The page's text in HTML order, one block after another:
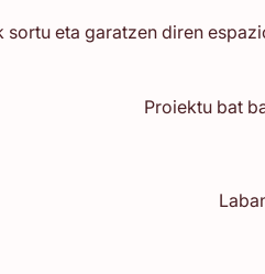
sortu eta garatzen diren
Proiektu bat